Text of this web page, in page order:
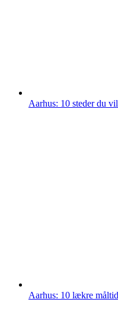
Aarhus: 10 steder du
Aarhus: 10 lækre